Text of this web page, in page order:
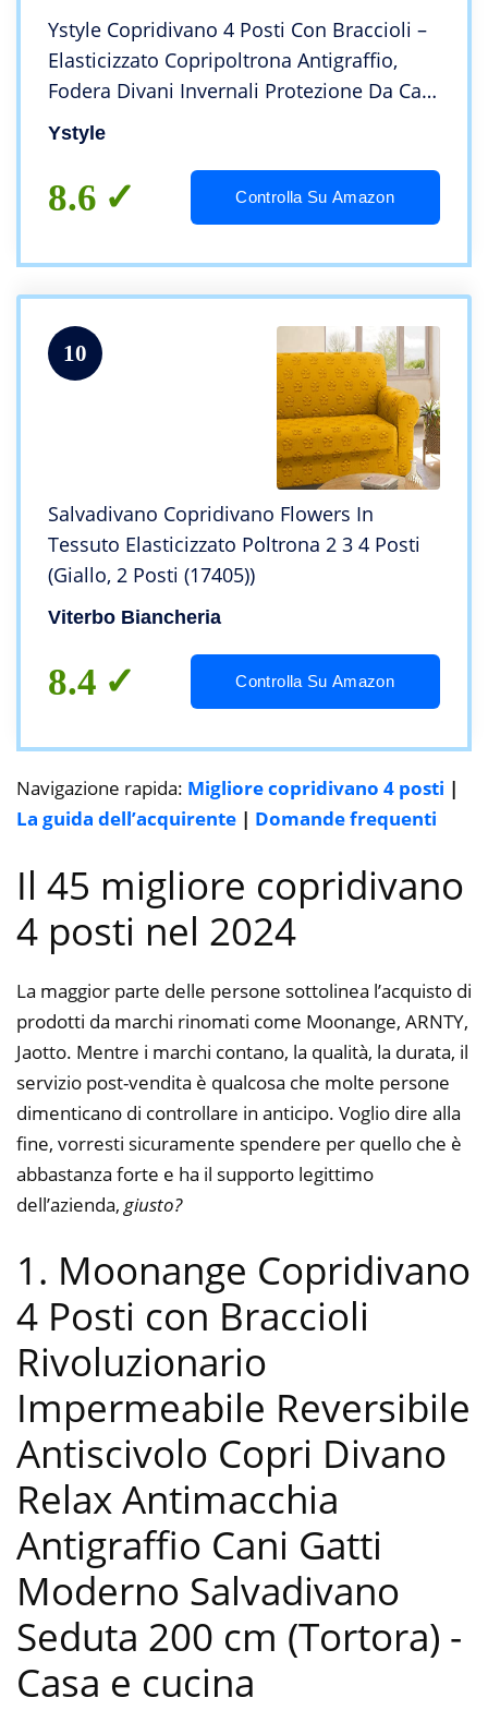
Ystyle Copridivano 4 Posti Con Braccioli –
Elasticizzato Copripoltrona Antigraffio,
Fodera Divani Invernali Protezione Da Cani
Gatto, Antimacchia Lavabile Copri Divano
Antiscivolo, Cachi
Ystyle
8.6 Controlla Su Amazon
10
Salvadivano Copridivano Flowers In
Tessuto Elasticizzato Poltrona 2 3 4 Posti
(Giallo, 2 Posti (17405))
Viterbo Biancheria
8.4 Controlla Su Amazon
Navigazione rapida: Migliore copridivano 4 posti |
La guida dell’acquirente | Domande frequenti
Il 45 migliore copridivano
4 posti nel 2024
La maggior parte delle persone sottolinea l’acquisto di
prodotti da marchi rinomati come Moonange, ARNTY,
Jaotto. Mentre i marchi contano, la qualità, la durata, il
servizio post-vendita è qualcosa che molte persone
dimenticano di controllare in anticipo. Voglio dire alla
fine, vorresti sicuramente spendere per quello che è
abbastanza forte e ha il supporto legittimo
dell’azienda, giusto?
1. Moonange Copridivano
4 Posti con Braccioli
Rivoluzionario
Impermeabile Reversibile
Antiscivolo Copri Divano
Relax Antimacchia
Antigraffio Cani Gatti
Moderno Salvadivano
Seduta 200 cm (Tortora) -
Casa e cucina